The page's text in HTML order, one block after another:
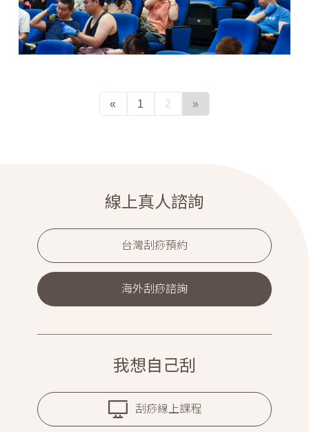
« 1 2 »
線上真人諮詢
台灣刮痧預約
海外刮痧諮詢
我想自己刮
刮痧線上課程